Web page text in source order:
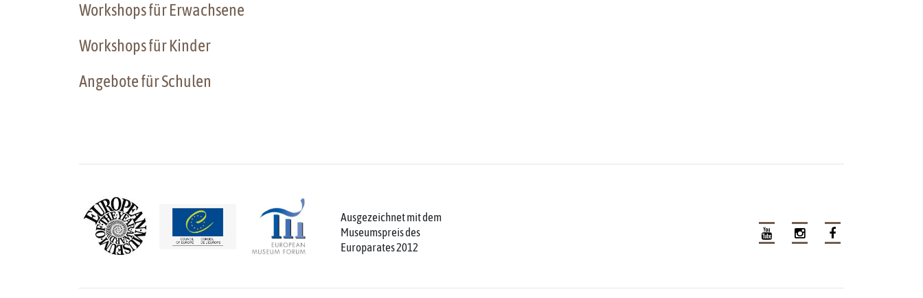
Workshops für Erwachsene
Workshops für Kinder
Angebote für Schulen
Ausgezeichnet mit dem
Museumspreis des
Europarates 2012